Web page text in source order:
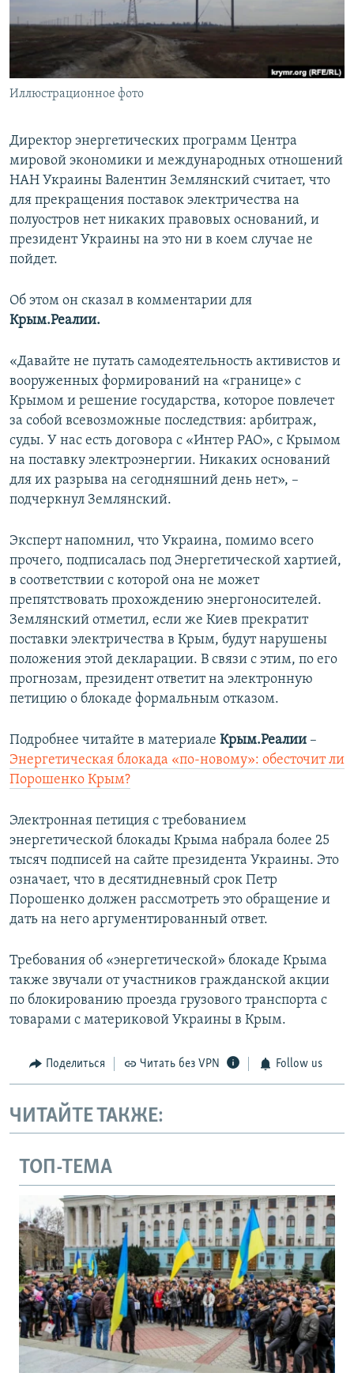
ПОБЕДИТЕЛЕЙ НЕ СУДЯТ?
КРЫМ.НЕПОКОРЕННЫЙ
ELIFBE
УКРАИНСКАЯ ПРОБЛЕМА КРЫМА
ПРИСОЕДИНЯЙТЕСЬ!
Иллюстрационное фото
Директор энергетических программ Центра
мировой экономики и международных отношений
НАН Украины Валентин Землянский считает, что
для прекращения поставок электричества на
полуостров нет никаких правовых оснований, и
президент Украины на это ни в коем случае не
пойдет.
Об этом он сказал в комментарии для
Крым.Реалии.
«Давайте не путать самодеятельность активистов и
вооруженных формирований на «границе» с
Крымом и решение государства, которое повлечет
за собой всевозможные последствия: арбитраж,
суды. У нас есть договора с «Интер РАО», с Крымом
на поставку электроэнергии. Никаких оснований
для их разрыва на сегодняшний день нет», –
подчеркнул Землянский.
Эксперт напомнил, что Украина, помимо всего
прочего, подписалась под Энергетической хартией,
в соответствии с которой она не может
препятствовать прохождению энергоносителей.
Землянский отметил, если же Киев прекратит
поставки электричества в Крым, будут нарушены
положения этой декларации. В связи с этим, по его
прогнозам, президент ответит на электронную
петицию о блокаде формальным отказом.
Подробнее читайте в материале Крым.Реалии –
Энергетическая блокада «по-новому»: обесточит ли
Порошенко Крым?
Электронная петиция с требованием
энергетической блокады Крыма набрала более 25
тысяч подписей на сайте президента Украины. Это
означает, что в десятидневный срок Петр
Порошенко должен рассмотреть это обращение и
дать на него аргументированный ответ.
Требования об «энергетической» блокаде Крыма
также звучали от участников гражданской акции
по блокированию проезда грузового транспорта с
товарами с материковой Украины в Крым.
Поделиться Читать без VPN Follow us
ЧИТАЙТЕ ТАКЖЕ:
ТОП-ТЕМА